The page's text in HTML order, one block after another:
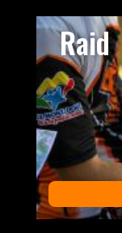
Raid